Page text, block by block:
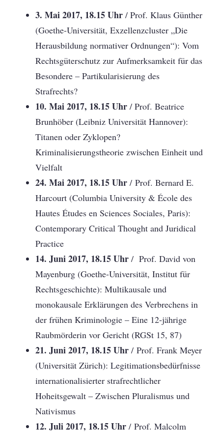
3. Mai 2017, 18.15 Uhr / Prof. Klaus Günther
(Goethe-Universität, Exzellenzcluster „Die
Herausbildung normativer Ordnungen“): Vom
Rechtsgüterschutz zur Aufmerksamkeit für das
Besondere – Partikularisierung des
Strafrechts?
10. Mai 2017, 18.15 Uhr / Prof. Beatrice
Brunhöber (Leibniz Universität Hannover):
Titanen oder Zyklopen?
Kriminalisierungstheorie zwischen Einheit und
Vielfalt
24. Mai 2017, 18.15 Uhr / Prof. Bernard E.
Harcourt (Columbia University & École des
Hautes Études en Sciences Sociales, Paris):
Contemporary Critical Thought and Juridical
Practice
14. Juni 2017, 18.15 Uhr / Prof. David von
Mayenburg (Goethe-Universität, Institut für
Rechtsgeschichte): Multikausale und
monokausale Erklärungen des Verbrechens in
der frühen Kriminologie – Eine 12-jährige
Raubmörderin vor Gericht (RGSt 15, 87)
21. Juni 2017, 18.15 Uhr / Prof. Frank Meyer
(Universität Zürich): Legitimationsbedürfnisse
internationalisierter strafrechtlicher
Hoheitsgewalt – Zwischen Pluralismus und
Nativismus
12. Juli 2017, 18.15 Uhr / Prof. Malcolm